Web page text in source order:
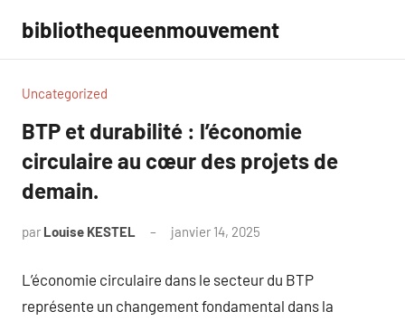
contenu
bibliothequeenmouvement
Uncategorized
BTP et durabilité : l’économie
circulaire au cœur des projets de
demain.
par Louise KESTEL janvier 14, 2025
L’économie circulaire dans le secteur du BTP
représente un changement fondamental dans la